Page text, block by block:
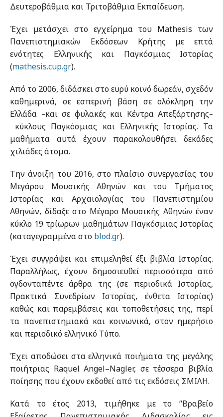
Δευτεροβάθμια και Τριτοβάθμια Εκπαίδευση.
Έχει μετάσχει στο εγχείρημα του Mathesis των
Πανεπιστημιακών Εκδόσεων Κρήτης με επτά
ενότητες Ελληνικής και Παγκόσμιας Ιστορίας
(mathesis.cup.gr).
Από το 2006, διδάσκει στο ευρύ κοινό δωρεάν, σχεδόν
καθημερινά, σε εσπερινή βάση σε ολόκληρη την
Ελλάδα
–και σε φυλακές και Κέντρα Απεξάρτησης–
κύκλους Παγκόσμιας και Ελληνικής Ιστορίας. Τα
μαθήματα αυτά έχουν παρακολουθήσει δεκάδες
χιλιάδες άτομα.
Την άνοιξη του 2016, στο πλαίσιο συνεργασίας του
Μεγάρου Μουσικής Αθηνών και του Τμήματος
Ιστορίας και Αρχαιολογίας του Πανεπιστημίου
Αθηνών, δίδαξε στο Μέγαρο Μουσικής Αθηνών έναν
κύκλο 19 τρίωρων μαθημάτων Παγκόσμιας Ιστορίας
(καταγεγραμμένα στο blod.gr).
Έχει συγγράψει και επιμεληθεί έξι βιβλία Ιστορίας.
Παραλλήλως, έχουν δημοσιευθεί περισσότερα από
ογδονταπέντε άρθρα της (σε περιοδικά Ιστορίας,
Πρακτικά Συνεδρίων Ιστορίας, ένθετα Ιστορίας)
καθώς και παρεμβάσεις και τοποθετήσεις της, περί
τα πανεπιστημιακά και κοινωνικά, στον ημερήσιο
και περιοδικό ελληνικό Τύπο.
Έχει αποδώσει στα ελληνικά ποιήματα της μεγάλης
ποιήτριας Raquel Angel–Nagler, σε τέσσερα βιβλία
ποίησης που έχουν εκδοθεί από τις εκδόσεις ΣΜΙΛΗ.
Κατά το έτος 2013, τιμήθηκε με το “Βραβείο